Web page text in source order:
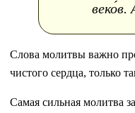
веко́в.
Слова молитвы важно
чистого сердца, только
Самая сильная молитва